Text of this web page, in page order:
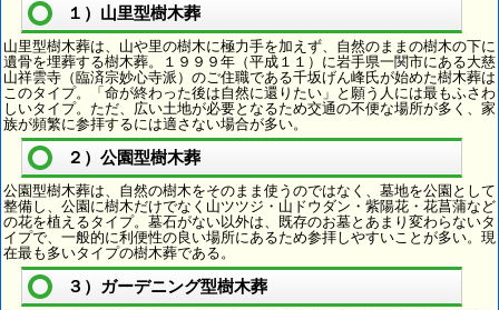
１）山里型樹木葬
山里型樹木葬は、山や里の樹木に極力手を加えず、自然のままの樹木の下に
遺骨を埋葬する樹木葬。１９９９年（平成１１）に岩手県一関市にある大慈
山祥雲寺（臨済宗妙心寺派）のご住職である千坂げん峰氏が始めた樹木葬は
このタイプ。「命が終わった後は自然に還りたい」と願う人には最もふさわ
しいタイプ。ただ、広い土地が必要となるため交通の不便な場所が多く、家
族が頻繁に参拝するには適さない場合が多い。
２）公園型樹木葬
公園型樹木葬は、自然の樹木をそのまま使うのではなく、墓地を公園として
整備し、公園に樹木だけでなく山ツツジ・山ドウダン・紫陽花・花菖蒲など
の花を植えるタイプ。墓石がない以外は、既存のお墓とあまり変わらないタ
イプで、一般的に利便性の良い場所にあるため参拝しやすいことが多い。現
在最も多いタイプの樹木葬である。
３）ガーデニング型樹木葬